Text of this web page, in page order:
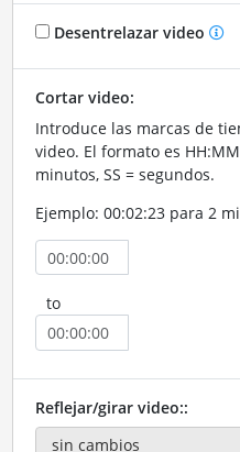
Desentrelazar video
Cortar video:
Introduce las marcas de
video. El formato es
minutos, SS = segundos.
Ejemplo: 00:02:23 para 2
to
Reflejar/girar video::